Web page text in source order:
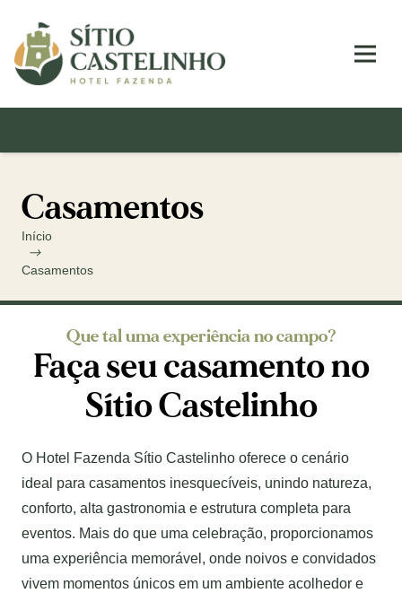
Casamentos
Início
Casamentos
Que tal uma experiência no campo?
Faça seu casamento no
Sítio Castelinho
O Hotel Fazenda Sítio Castelinho oferece o cenário
ideal para casamentos inesquecíveis, unindo natureza,
conforto, alta gastronomia e estrutura completa para
eventos. Mais do que uma celebração, proporcionamos
uma experiência memorável, onde noivos e convidados
vivem momentos únicos em um ambiente acolhedor e